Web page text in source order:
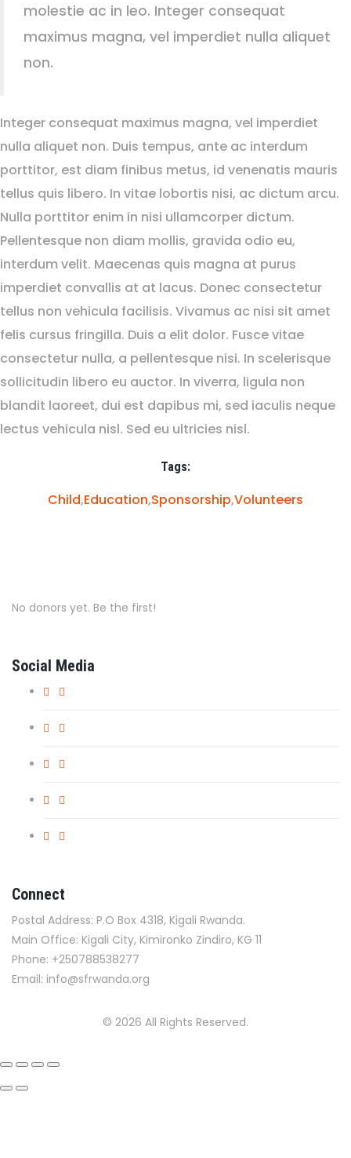
molestie ac in leo. Integer consequat
maximus magna, vel imperdiet nulla aliquet
non.
Integer consequat maximus magna, vel imperdiet
nulla aliquet non. Duis tempus, ante ac interdum
porttitor, est diam finibus metus, id venenatis mauris
tellus quis libero. In vitae lobortis nisi, ac dictum arcu.
Nulla porttitor enim in nisi ullamcorper dictum.
Pellentesque non diam mollis, gravida odio eu,
interdum velit. Maecenas quis magna at purus
imperdiet convallis at at lacus. Donec consectetur
tellus non vehicula facilisis. Vivamus ac nisi sit amet
felis cursus fringilla. Duis a elit dolor. Fusce vitae
consectetur nulla, a pellentesque nisi. In scelerisque
sollicitudin libero eu auctor. In viverra, ligula non
blandit laoreet, dui est dapibus mi, sed iaculis neque
lectus vehicula nisl. Sed eu ultricies nisl.
Tags:
Child,Education,Sponsorship,Volunteers
No donors yet. Be the first!
Social Media
Connect
Postal Address: P.O Box 4318, Kigali Rwanda.
Main Office: Kigali City, Kimironko Zindiro, KG 11
Phone: +250788538277
Email: info@sfrwanda.org
© 2026 All Rights Reserved.